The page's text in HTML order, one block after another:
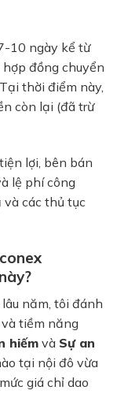
10 ngày kể từ
đồng chuyển
thời điểm này,
còn lại (đã trừ
lợi, bên bán
lệ phí công
và các thủ tục
năm, tôi đánh
tiềm năng
hiếmvà Sự an
tại nội đô vừa
giá chỉ dao